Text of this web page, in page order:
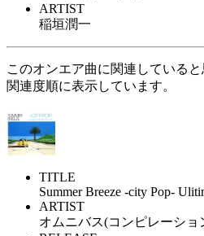
ARTIST
稲垣潤一
このオンエア曲に関連している
関連度順に表示しています。
TITLE
Summer Breeze -city Pop-
ARTIST
オムニバス(コンピレーショ